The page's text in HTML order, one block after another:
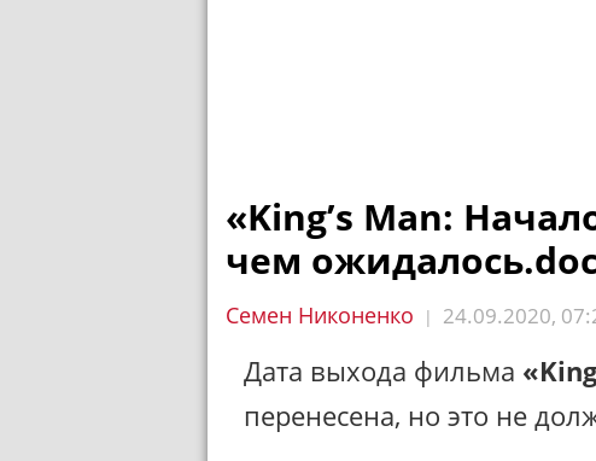
«King’s Man:
чем
Семен Никоненко | 24.09.2020,
Дата выхода фильма
перенесена, но это не